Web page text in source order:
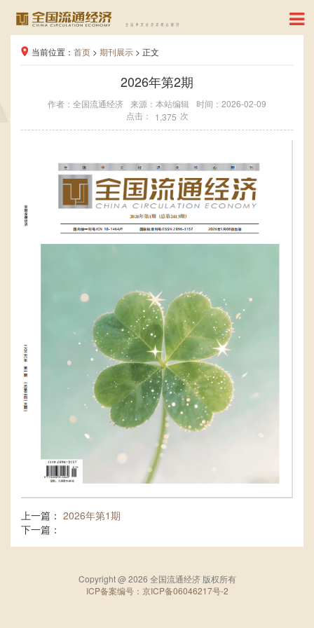
当前位置： 首页 > 期刊展示 > 正文
2026年第2期
作者：全国流通经济 来源：本站编辑
时间：2026-02-09
点击：
1,375 次
上一篇： 2026年第1期
下一篇：
Copyright @ 2026 全国流通经济 版权所有
ICP备案编号：京ICP备06046217号-2